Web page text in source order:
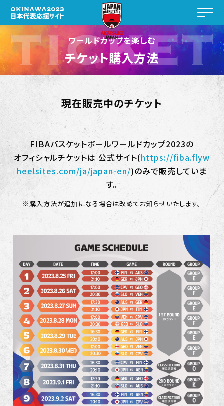
ワールドカップを楽しむ
チケット購入方法
現在販売中のチケット
FIBAバスケットボールワールドカップ2023の
オフィシャルチケットは公式サイト(https://fiba.flyw
heelsites.com/ja/japan-en/)のみで販売していま
す。
※購入方法が追加になる場合は改めてお知らせいたします。